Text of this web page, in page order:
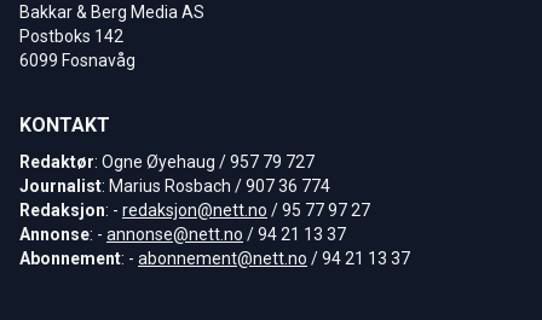
Bakkar & Berg Media AS
Postboks 142
6099 Fosnavåg
KONTAKT
Redaktør: Ogne Øyehaug / 957 79 727
Journalist: Marius Rosbach / 907 36 774
Redaksjon: - redaksjon@nett.no / 95 77 97 27
Annonse: - annonse@nett.no / 94 21 13 37
Abonnement: - abonnement@nett.no / 94 21 13 37